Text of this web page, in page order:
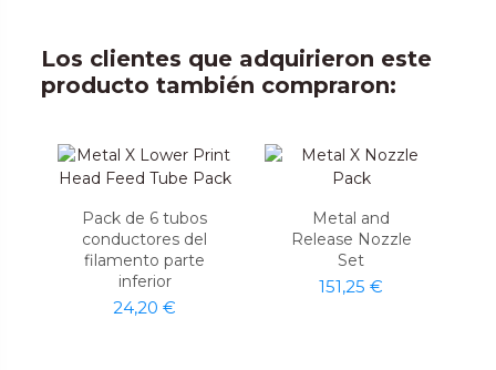
Los clientes que adquirieron este
producto también compraron:
Pack de 6 tubos
conductores del
filamento parte
inferior
24,20 €
Metal and
Release Nozzle
Set
151,25 €